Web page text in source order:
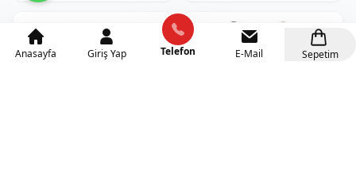
Anasayfa Giriş Yap Telefon E-Mail Sepetim